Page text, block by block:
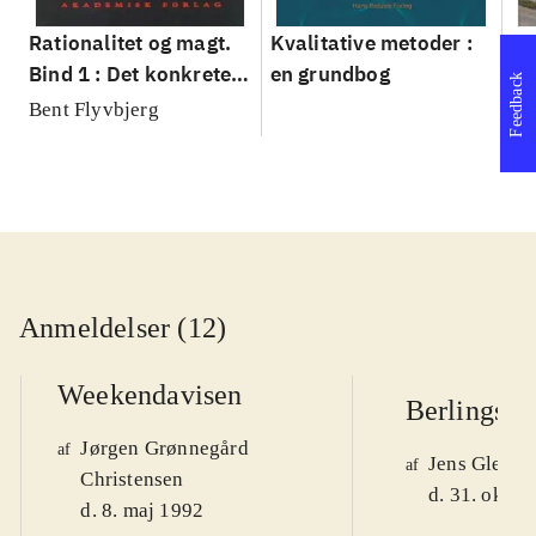
Rationalitet og magt.
Bind 1 : Det konkretes
videnskab
Bent Flyvbjerg
Kvalitative metoder :
en grundbog
Anmeldelser (12)
Weekendavisen
af Jørgen Grønnegård
Christensen
d. 8. maj 1992
af Jens
d. 31. okt.
Feedback